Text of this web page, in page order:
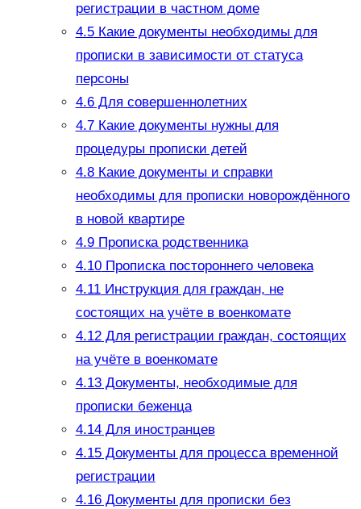
регистрации в частном доме
4.5Какие документы необходимы для
прописки в зависимости от статуса
персоны
4.6Для совершеннолетних
4.7Какие документы нужны для
процедуры прописки детей
4.8Какие документы и справки
необходимы для прописки новорождённого
в новой квартире
4.9Прописка родственника
4.10Прописка постороннего человека
4.11Инструкция для граждан, не
состоящих на учёте в военкомате
4.12Для регистрации граждан, состоящих
на учёте в военкомате
4.13Документы, необходимые для
прописки беженца
4.14Для иностранцев
4.15Документы для процесса временной
регистрации
4.16Документы для прописки без